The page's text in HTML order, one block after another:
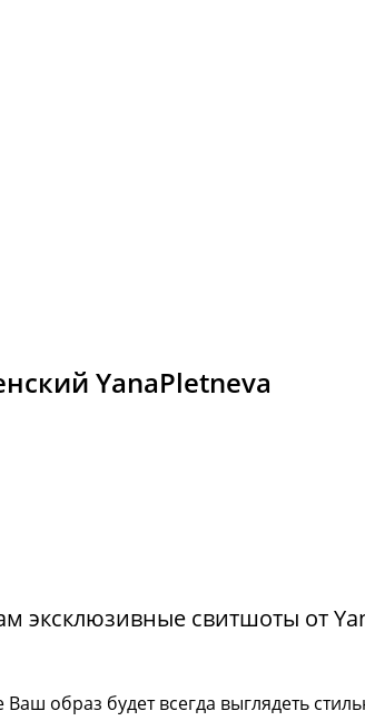
YanaPletneva
эксклюзивные свитшоты от
Ваш образ будет всегда выглядеть